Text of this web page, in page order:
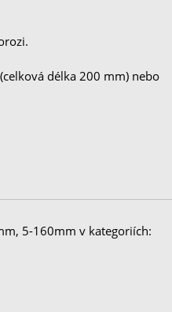
délka 200 mm) nebo
5-160mm v kategoriích: